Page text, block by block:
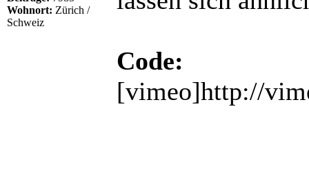
Wohnort: Zürich /
Schweiz
Code:
[vimeo]http://